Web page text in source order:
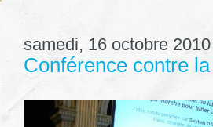
samedi, 16 octobre 2010
Conférence contre